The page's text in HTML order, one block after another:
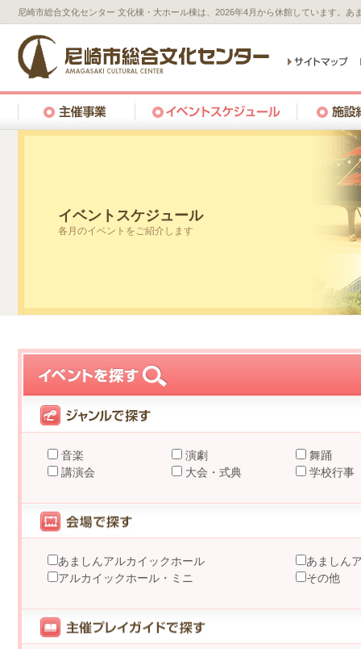
尼崎市総合文化センター 文化棟・大ホール棟は、2026年4月から休館しています。
イベントスケジュール
各月のイベントをご紹介します
音楽 演劇
舞踊
講演会
大会・式典 学校行事
あましんアルカイックホール
あましん
アルカイックホール・ミニ
その他